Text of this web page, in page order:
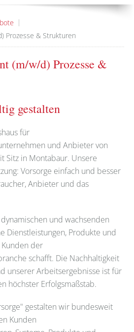
Prozesse & Strukturen
(m/w/d) Prozesse &
gestalten
für
und Anbieter von
Sitz in Montabaur. Unsere
Vorsorge einfach und besser
Anbieter und das
und wachsenden
Dienstleistungen, Produkte und
Kunden der
schafft. Die Nachhaltigkeit
unserer Arbeitsergebnisse ist für
höchster Erfolgsmaßstab.
gestalten wir bundesweit
Kunden